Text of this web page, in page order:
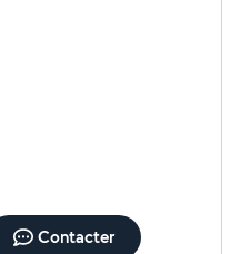
Contacter